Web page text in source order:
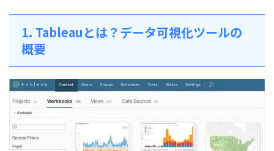
1. Tableauとは？データ可視化ツールの
概要